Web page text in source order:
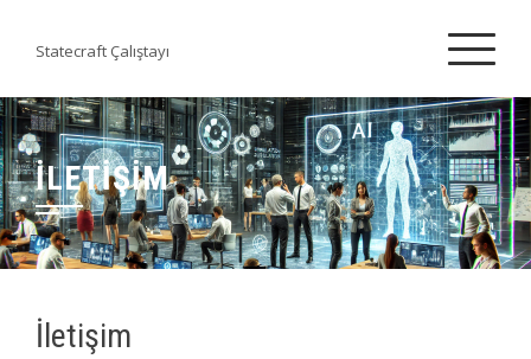
Statecraft Çalıştayı
İLETİŞİM
İletişim